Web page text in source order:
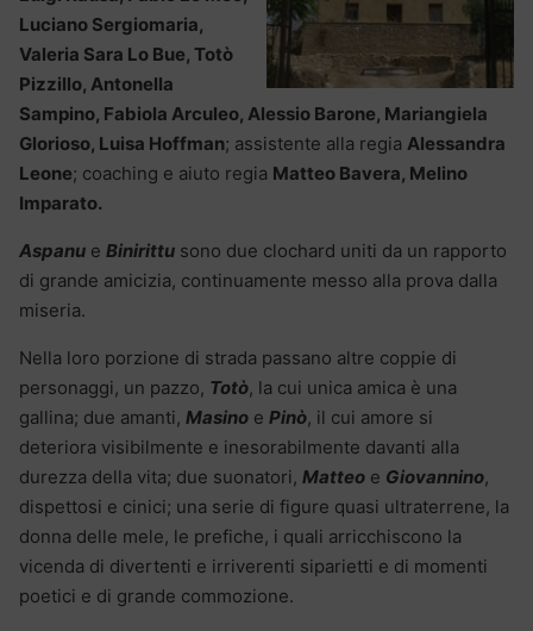
Luciano Sergiomaria,
Valeria Sara Lo Bue, Totò
Pizzillo, Antonella
Sampino, Fabiola Arculeo, Alessio Barone, Mariangiela
Glorioso, Luisa Hoffman; assistente alla regia Alessandra
Leone; coaching e aiuto regia Matteo Bavera, Melino
Imparato.
Aspanu e Binirittu sono due clochard uniti da un rapporto
di grande amicizia, continuamente messo alla prova dalla
miseria.
Nella loro porzione di strada passano altre coppie di
personaggi, un pazzo, Totò, la cui unica amica è una
gallina; due amanti, Masino e Pinò, il cui amore si
deteriora visibilmente e inesorabilmente davanti alla
durezza della vita; due suonatori, Matteo e Giovannino,
dispettosi e cinici; una serie di figure quasi ultraterrene, la
donna delle mele, le prefiche, i quali arricchiscono la
vicenda di divertenti e irriverenti siparietti e di momenti
poetici e di grande commozione.